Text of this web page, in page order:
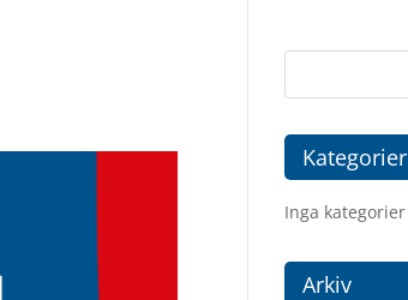
Kategorier
Inga kategorier
Arkiv